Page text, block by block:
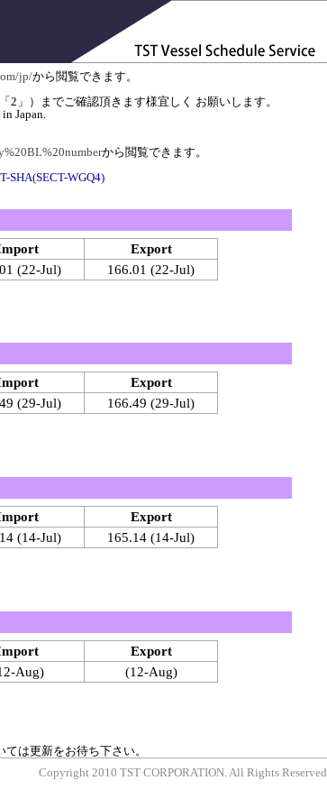
jp/から閲覧できます。
」）までご確認頂きます様宜しく お願いします。
Japan.
から閲覧できます。
SHA(SECT-WGQ4)
Export
(22-Jul)
166.01 (22-Jul)
Export
(29-Jul)
166.49 (29-Jul)
Export
(14-Jul)
165.14 (14-Jul)
Export
Aug)
(12-Aug)
は更新をお待ち下さい。
Copyright 2010 TST CORPORATION. All Rights Reserved.